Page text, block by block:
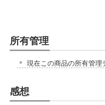
所有管理
現在この商品の所有管理
感想